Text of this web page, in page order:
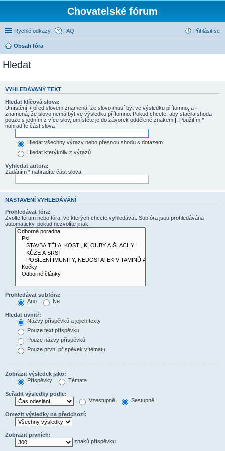
Chovatelské fórum
Rychlé odkazy FAQ Přihlásit se
Obsah fóra
Hledat
VYHLEDÁVANÝ TEXT
Hledat klíčová slova:
Umístění + před slovem znamená, že slovo musí být ve výsledku přítomno, a -
znamená, že slovo nemá být ve výsledku přítomno. Pokud chcete, aby stačila shoda
pouze s jedním z více slov, umístěte je do závorek oddělené znakem | . Použitím *
nahradíte část slova
Hledat všechny výrazy nebo přesnou shodu s dotazem
Hledat kterýkoliv z výrazů
Vyhledat autora:
Zadáním * nahradíte část slova
NASTAVENÍ VYHLEDÁVÁNÍ
Prohledávat fóra:
Zvolte fórum nebo fóra, ve kterých chcete vyhledávat. Subfóra jsou prohledávána
automaticky, pokud nezvolíte jinak.
Prohledávat subfóra:
Ano
Ne
Hledat uvnitř:
Názvy příspěvků a jejich texty
Pouze text příspěvku
Pouze názvy příspěvků
Pouze první příspěvek v tématu
Zobrazit výsledek jako:
Příspěvky
Témata
Seřadit výsledky podle:
Vzestupně
Sestupně
Omezit výsledky na předchozí:
Zobrazit prvních:
znaků příspěvku